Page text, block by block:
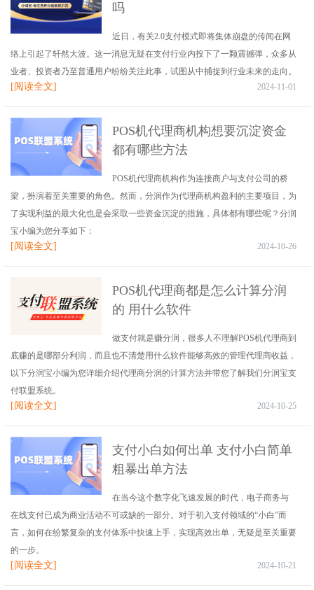
吗
近日，有关2.0支付模式即将集体崩盘的传闻在网
络上引起了轩然大波。这一消息无疑在支付行业内投下了一颗震撼弹，众多从
业者、投资者乃至普通用户纷纷关注此事，试图从中捕捉到行业未来的走向。
[阅读全文] 2024-11-01
POS机代理商机构想要沉淀资金
都有哪些方法
POS机代理商机构作为连接商户与支付公司的桥
梁，扮演着至关重要的角色。然而，分润作为代理商机构盈利的主要项目，为
了实现利益的最大化也是会采取一些资金沉淀的措施，具体都有哪些呢？分润
宝小编为您分享如下：
[阅读全文] 2024-10-26
POS机代理商都是怎么计算分润
的 用什么软件
做支付就是赚分润，很多人不理解POS机代理商到
底赚的是哪部分利润，而且也不清楚用什么软件能够高效的管理代理商收益，
以下分润宝小编为您详细介绍代理商分润的计算方法并带您了解我们分润宝支
付联盟系统。
[阅读全文] 2024-10-25
支付小白如何出单 支付小白简单
粗暴出单方法
在当今这个数字化飞速发展的时代，电子商务与
在线支付已成为商业活动不可或缺的一部分。对于初入支付领域的“小白”而
言，如何在纷繁复杂的支付体系中快速上手，实现高效出单，无疑是至关重要
的一步。
[阅读全文] 2024-10-21